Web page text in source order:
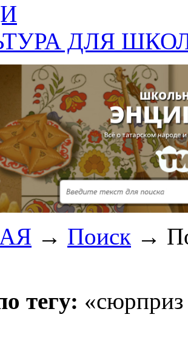
ДЛЯ
→ Поиск →
тегу: